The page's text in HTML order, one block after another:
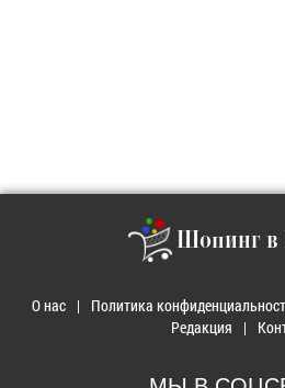
Шопинг в
О нас Политика
Редакция